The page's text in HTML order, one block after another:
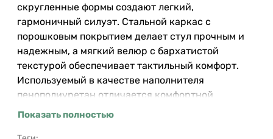
скругленные формы создают легкий,
гармоничный силуэт. Стальной каркас с
порошковым покрытием делает стул прочным и
надежным, а мягкий велюр с бархатистой
текстурой обеспечивает тактильный комфорт.
Используемый в качестве наполнителя
пенополиуретан отличается комфортной
плотностью и жесткостью. Все материалы
Показать полностью